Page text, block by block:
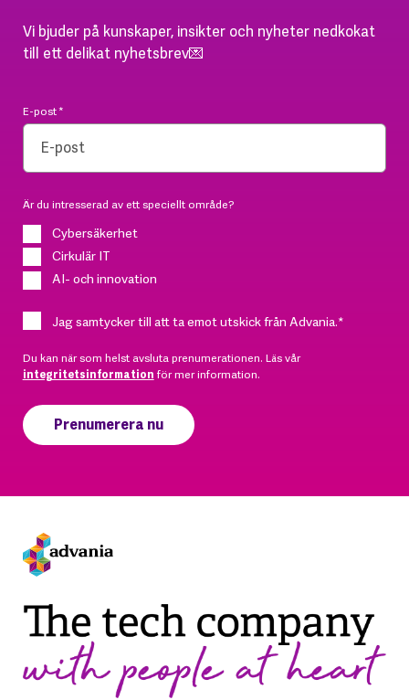
Vi bjuder på kunskaper, insikter och nyheter nedkokat
till ett delikat nyhetsbrev💌
E-post*
Är du intresserad av ett speciellt område?
Cybersäkerhet
Cirkulär IT
AI- och innovation
Jag samtycker till att ta emot utskick från Advania.*
Du kan när som helst avsluta prenumerationen. Läs vår
integritetsinformation för mer information.